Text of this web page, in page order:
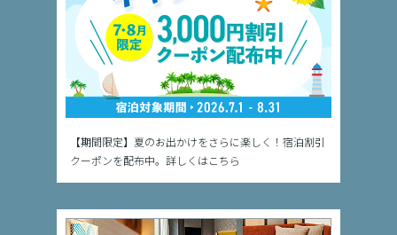
【期間限定】夏のお出かけをさらに楽しく！宿泊割引
クーポンを配布中。詳しくはこちら